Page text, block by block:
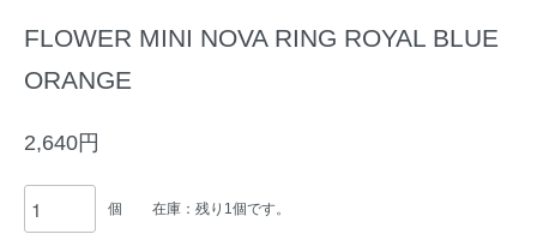
FLOWER MINI NOVA RING ROYAL BLUE
ORANGE
2,640円
個 在庫：残り1個です。